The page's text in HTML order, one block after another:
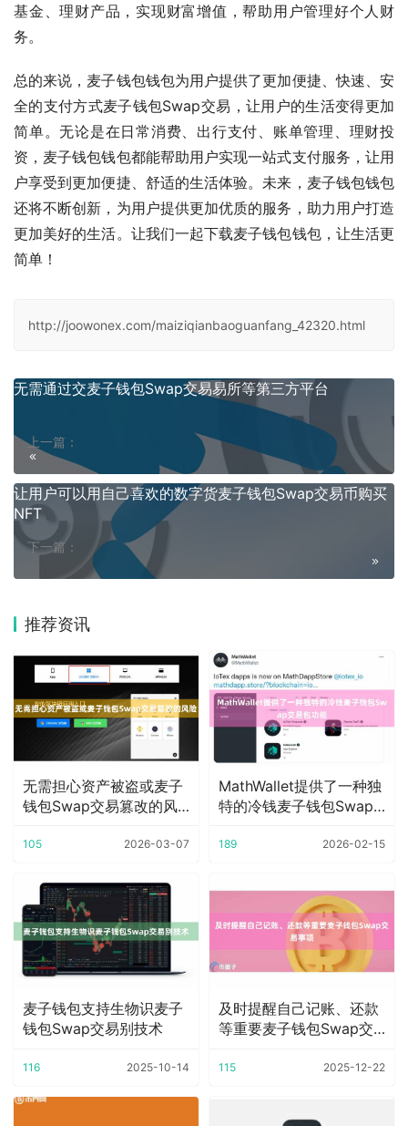
基金、理财产品，实现财富增值，帮助用户管理好个人财
务。
总的来说，麦子钱包钱包为用户提供了更加便捷、快速、安
全的支付方式麦子钱包Swap交易，让用户的生活变得更加
简单。无论是在日常消费、出行支付、账单管理、理财投
资，麦子钱包钱包都能帮助用户实现一站式支付服务，让用
户享受到更加便捷、舒适的生活体验。未来，麦子钱包钱包
还将不断创新，为用户提供更加优质的服务，助力用户打造
更加美好的生活。让我们一起下载麦子钱包钱包，让生活更
简单！
http://joowonex.com/maiziqianbaoguanfang_42320.html
上一篇：
无需通过交麦子钱包Swap交易易所等第三方平台
下一篇：
让用户可以用自己喜欢的数字货麦子钱包Swap交易币购买
NFT
推荐资讯
无需担心资产被盗或麦子
钱包Swap交易篡改的风
105 2026-03-07
MathWallet提供了一种独
特的冷钱麦子钱包Swap
189 2026-02-15
麦子钱包支持生物识麦子
钱包Swap交易别技术
116 2025-10-14
及时提醒自己记账、还款
等重要麦子钱包Swap交
115 2025-12-22